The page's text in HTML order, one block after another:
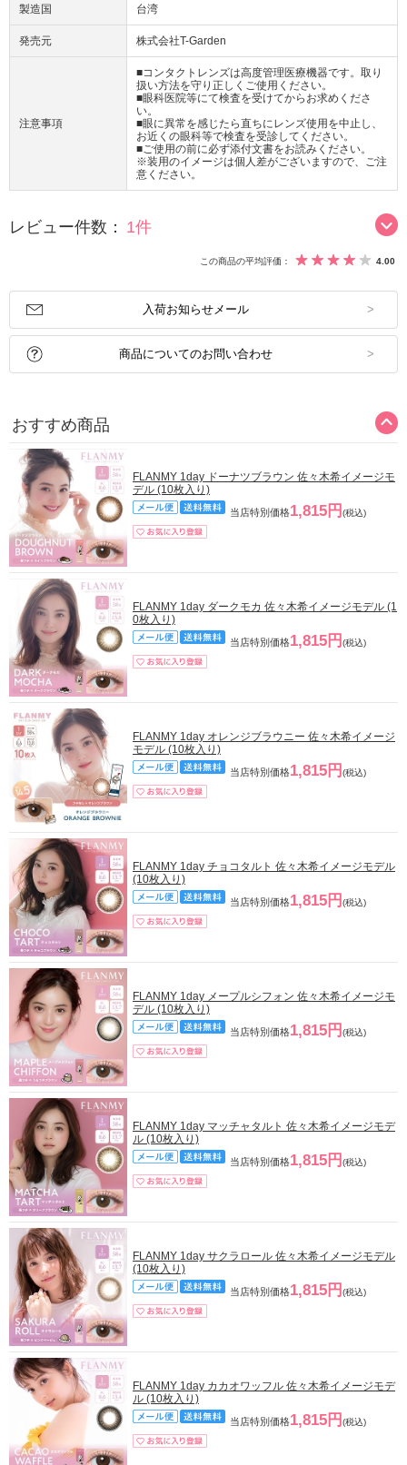
製造国 台湾
発売元 株式会社T-Garden
注意事項
■コンタクトレンズは高度管理医療機器です。取り
扱い方法を守り正しくご使用ください。
■眼科医院等にて検査を受けてからお求めくださ
い。
■眼に異常を感じたら直ちにレンズ使用を中止し、
お近くの眼科等で検査を受診してください。
■ご使用の前に必ず添付文書をお読みください。
※装用のイメージは個人差がございますので、ご注
意ください。
レビュー件数： 1件
この商品の平均評価： 4.00
入荷お知らせメール
商品についてのお問い合わせ
おすすめ商品
FLANMY 1day ドーナツブラウン 佐々木希イメージモ
デル (10枚入り)
当店特別価格1,815円 (税込)
FLANMY 1day ダークモカ 佐々木希イメージモデル (1
0枚入り)
当店特別価格1,815円 (税込)
FLANMY 1day オレンジブラウニー 佐々木希イメージ
モデル (10枚入り)
当店特別価格1,815円 (税込)
FLANMY 1day チョコタルト 佐々木希イメージモデル
(10枚入り)
当店特別価格1,815円 (税込)
FLANMY 1day メープルシフォン 佐々木希イメージモ
デル (10枚入り)
当店特別価格1,815円 (税込)
FLANMY 1day マッチャタルト 佐々木希イメージモデ
ル (10枚入り)
当店特別価格1,815円 (税込)
FLANMY 1day サクラロール 佐々木希イメージモデル
(10枚入り)
当店特別価格1,815円 (税込)
FLANMY 1day カカオワッフル 佐々木希イメージモデ
ル (10枚入り)
当店特別価格1,815円 (税込)